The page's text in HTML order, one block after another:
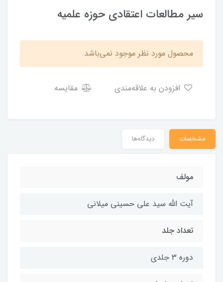
سیر مطالعات اعتقادی حوزه علمیه
محصول مورد نظر موجود نمی‌باشد.
مقایسه
مشخصات دیدگاه‌ها
مولف
آیت الله سید علی حسینی میلانی
تعداد جلد
دوره 3 جلدی